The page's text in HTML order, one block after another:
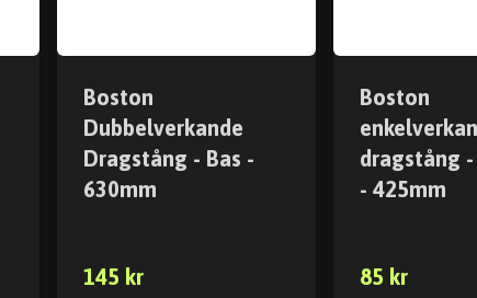
Boston
Dubbelverkande
Dragstång - Bas -
630mm
145 kr
Boston
dragstång
- 425mm
85 kr